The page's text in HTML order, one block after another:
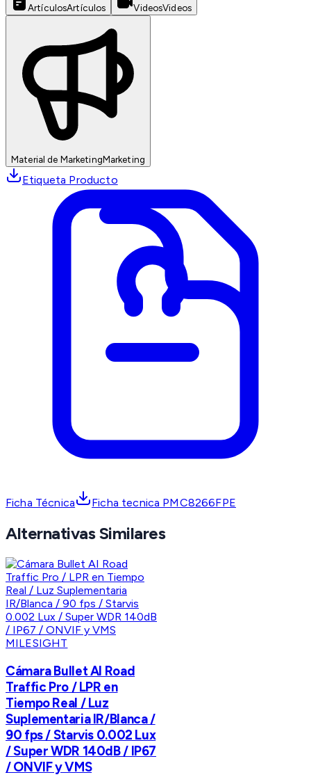
ArtículosArtículos VideosVideos
Material de MarketingMarketing
Etiqueta Producto
Ficha Técnica Ficha tecnica PMC8266FPE
Alternativas Similares
MILESIGHT
Cámara Bullet AI Road
Traffic Pro / LPR en
Tiempo Real / Luz
Suplementaria IR/Blanca /
90 fps / Starvis 0.002 Lux
/ Super WDR 140dB / IP67
/ ONVIF y VMS